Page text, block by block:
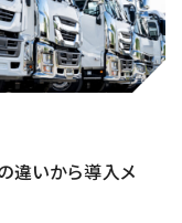
違いから導入メ